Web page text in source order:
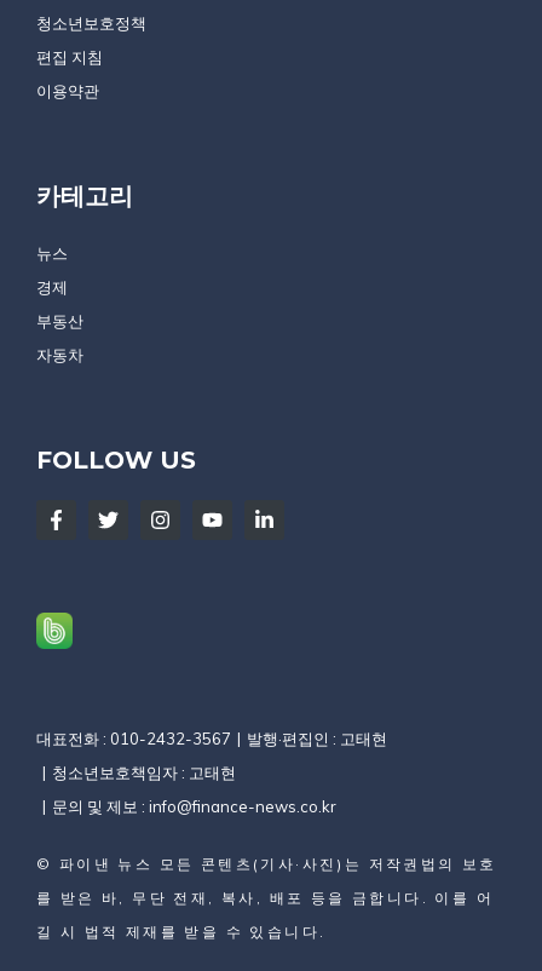
청소년보호정책
편집 지침
이용약관
카테고리
뉴스
경제
부동산
자동차
FOLLOW US
대표전화 : 010-2432-3567
발행·편집인 : 고태현
청소년보호책임자 : 고태현
문의 및 제보 : info@finance-news.co.kr
© 파이낸 뉴스
모든 콘텐츠(기사·사진)는 저작권법의 보호
를 받은 바, 무단 전재, 복사, 배포 등을 금합니다. 이를 어
길 시 법적 제재를 받을 수 있습니다.